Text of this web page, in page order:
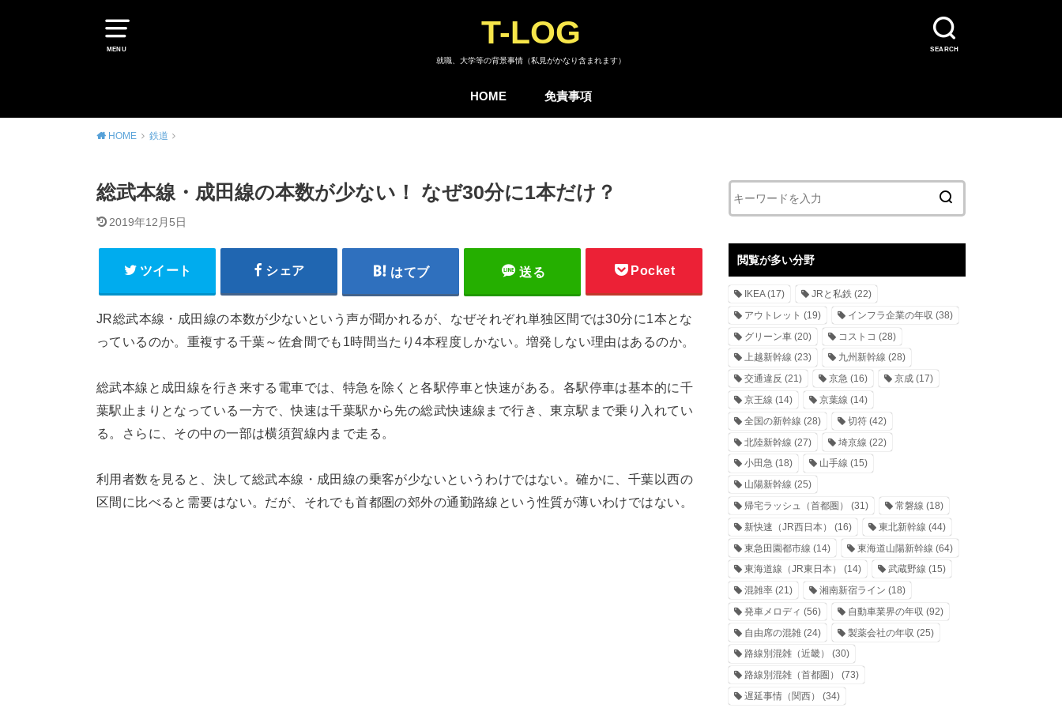
MENU SEARCH
T-LOG
就職、大学等の背景事情（私見がかなり含まれます）
HOME 免責事項
HOME 鉄道
総武本線・成田線の本数が少ない！ なぜ30分に1本だけ？
2019年12月5日
ツイート シェア はてブ 送る Pocket
JR総武本線・成田線の本数が少ないという声が聞かれるが、なぜそれぞれ単独区間では30分に1本とな
っているのか。重複する千葉～佐倉間でも1時間当たり4本程度しかない。増発しない理由はあるのか。
総武本線と成田線を行き来する電車では、特急を除くと各駅停車と快速がある。各駅停車は基本的に千
葉駅止まりとなっている一方で、快速は千葉駅から先の総武快速線まで行き、東京駅まで乗り入れてい
る。さらに、その中の一部は横須賀線内まで走る。
利用者数を見ると、決して総武本線・成田線の乗客が少ないというわけではない。確かに、千葉以西の
区間に比べると需要はない。だが、それでも首都圏の郊外の通勤路線という性質が薄いわけではない。
閲覧が多い分野
IKEA(17) JRと私鉄 (22)
アウトレット (19) インフラ企業の年収 (38)
グリーン車 (20) コストコ (28)
上越新幹線 (23) 九州新幹線 (28)
交通違反 (21) 京急 (16) 京成(17)
京王線 (14) 京葉線 (14)
全国の新幹線 (28) 切符(42)
北陸新幹線 (27) 埼京線 (22)
小田急 (18) 山手線 (15)
山陽新幹線 (25)
帰宅ラッシュ（首都圏）
(31) 常磐線 (18)
新快速（JR西日本）
(16) 東北新幹線 (44)
東急田園都市線 (14) 東海道山陽新幹線 (64)
東海道線（JR東日本）
(14) 武蔵野線 (15)
混雑率 (21) 湘南新宿ライン (18)
発車メロディ (56) 自動車業界の年収 (92)
自由席の混雑 (24) 製薬会社の年収 (25)
路線別混雑（近畿）
(30)
路線別混雑（首都圏）
(73)
遅延事情（関西）
(34)